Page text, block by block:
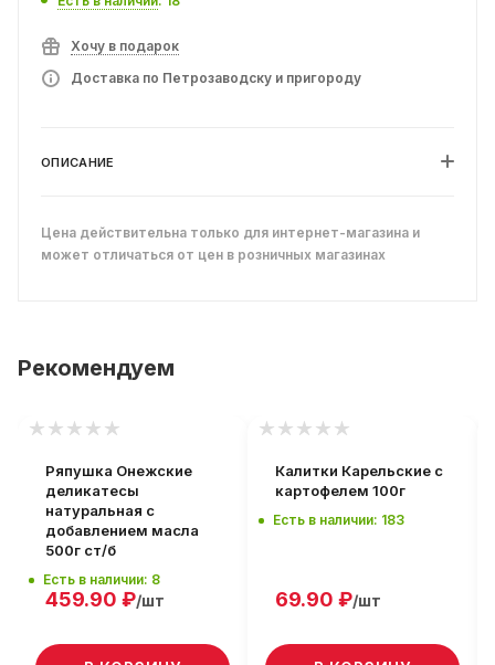
Хочу в подарок
Доставка по Петрозаводску и пригороду
ОПИСАНИЕ
Цена действительна только для интернет-магазина и
может отличаться от цен в розничных магазинах
Рекомендуем
Ряпушка Онежские
деликатесы
натуральная с
добавлением масла
500г ст/б
Есть в наличии: 8
459.90 ₽/шт
Калитки Карельские с
картофелем 100г
Есть в наличии: 183
69.90 ₽/шт